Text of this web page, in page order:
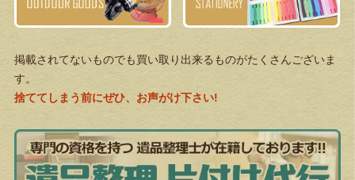
掲載されてないものでも買い取り出来るものがたくさんございま
す。
捨ててしまう前にぜひ、お声がけ下さい!